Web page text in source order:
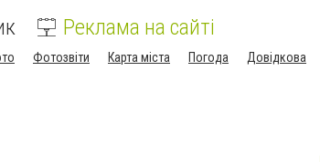
Реклама на сайті
Фотозвіти Карта міста Погода
Довідкова